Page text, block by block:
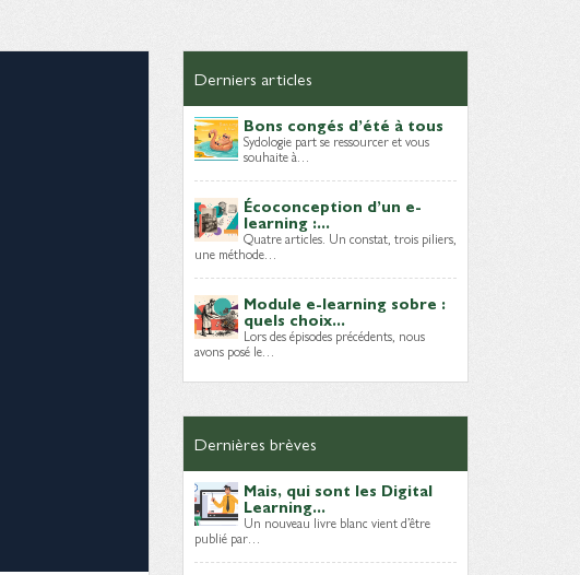
Derniers articles
Bons congés d’été à tous
Sydologie part se ressourcer et vous
souhaite à…
Écoconception d’un e-
learning :...
Quatre articles. Un constat, trois piliers,
une méthode…
Module e-learning sobre :
quels choix...
Lors des épisodes précédents, nous
avons posé le…
Dernières brèves
Mais, qui sont les Digital
Learning...
Un nouveau livre blanc vient d’être
publié par…